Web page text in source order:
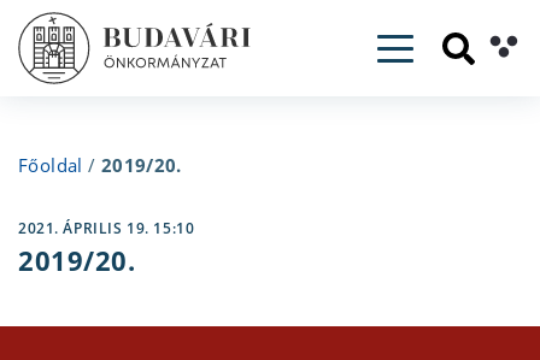
Toggle
Főoldal / 2019/20.
2021. ÁPRILIS 19. 15:10
2019/20.